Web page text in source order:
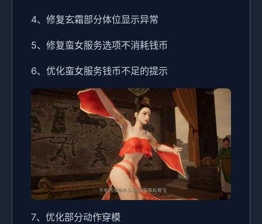
4、修复玄霜部分体位显示异常
5、修复蛮女服务选项不消耗钱币
6、优化蛮女服务钱币不足的提示
7、优化部分动作穿模